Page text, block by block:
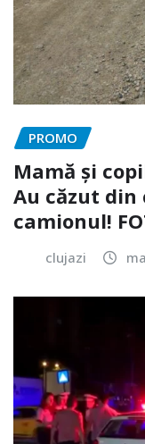
PROMO
Mamă și
Au căzut din
camionul!
clujazi